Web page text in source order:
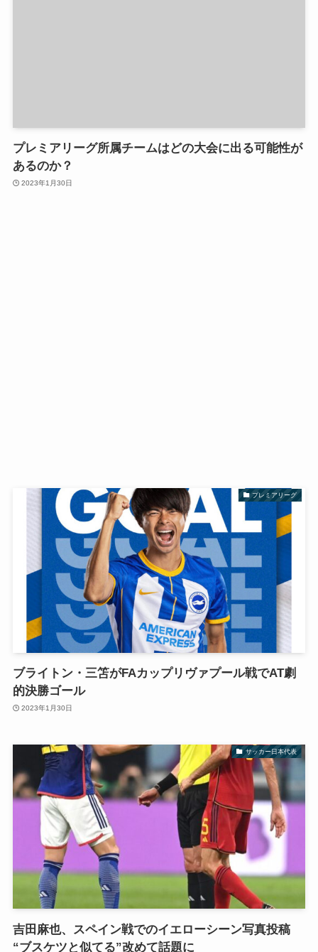
プレミアリーグ所属チームはどの大会に出る可能性が
あるのか？
2023年1月30日
プレミアリーグ
ブライトン・三笘がFAカップリヴァプール戦でAT劇
的決勝ゴール
2023年1月30日
サッカー日本代表
吉田麻也、スペイン戦でのイエローシーン写真投稿
“ブスケツと似てる”改めて話題に